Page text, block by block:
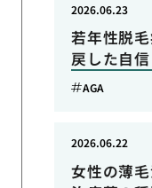
若年性脱
戻した自
2026.06.23
AGA
女性の薄
2026.06.22